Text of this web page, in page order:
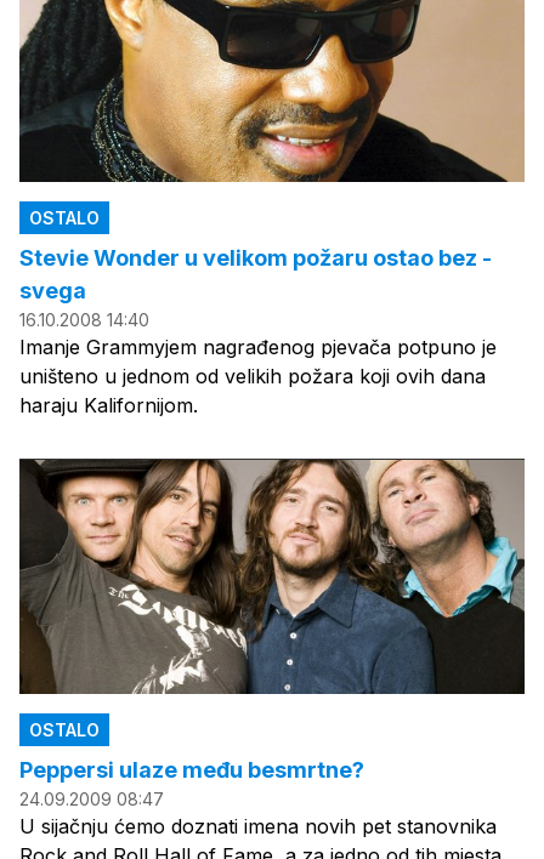
OSTALO
Stevie Wonder u velikom požaru ostao bez -
svega
16.10.2008 14:40
Imanje Grammyjem nagrađenog pjevača potpuno je
uništeno u jednom od velikih požara koji ovih dana
haraju Kalifornijom.
OSTALO
Peppersi ulaze među besmrtne?
24.09.2009 08:47
U sijačnju ćemo doznati imena novih pet stanovnika